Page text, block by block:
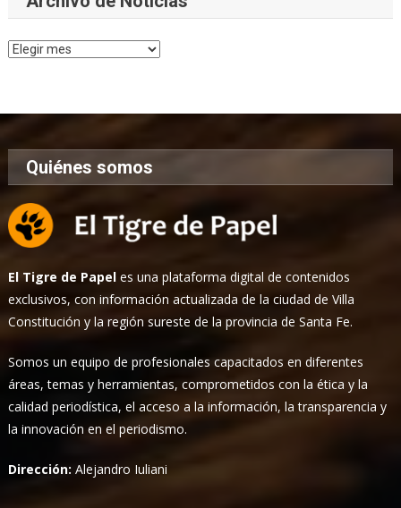
Archivo
Quiénes somos
El Tigre de Papel es una plataforma digital de contenidos
exclusivos, con información actualizada de la ciudad de Villa
Constitución y la región sureste de la provincia de Santa Fe.
Somos un equipo de profesionales capacitados en diferentes
áreas, temas y herramientas, comprometidos con la ética y la
calidad periodística, el acceso a la información, la transparencia y
la innovación en el periodismo.
Dirección:Alejandro Iuliani